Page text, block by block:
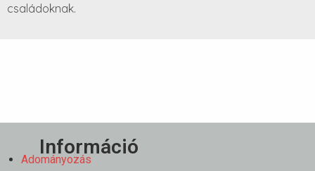
családoknak.
Információ
Adományozás